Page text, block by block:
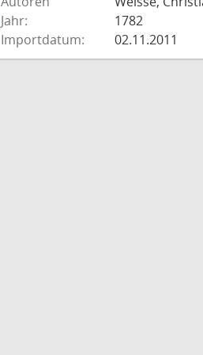
Jahr:
1782
Importdatum:
02.11.2011